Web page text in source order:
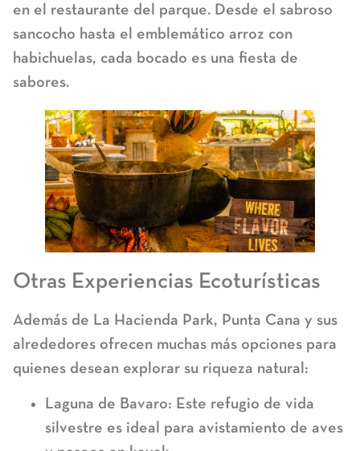
en el restaurante del parque. Desde el sabroso
sancocho hasta el emblemático arroz con
habichuelas, cada bocado es una fiesta de
sabores.
Otras Experiencias Ecoturísticas
Además de La Hacienda Park, Punta Cana y sus
alrededores ofrecen muchas más opciones para
quienes desean explorar su riqueza natural:
Laguna de Bavaro: Este refugio de vida
silvestre es ideal para avistamiento de aves